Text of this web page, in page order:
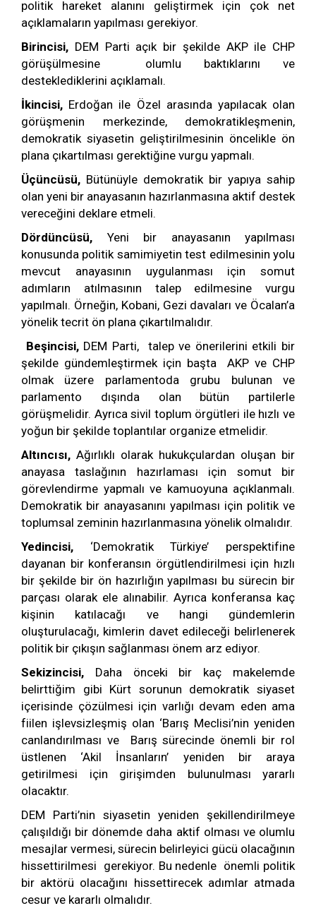
politik hareket alanını geliştirmek için çok net
açıklamaların yapılması gerekiyor.
Birincisi, DEM Parti açık bir şekilde AKP ile CHP
görüşülmesine olumlu baktıklarını ve
desteklediklerini açıklamalı.
İkincisi, Erdoğan ile Özel arasında yapılacak olan
görüşmenin merkezinde, demokratikleşmenin,
demokratik siyasetin geliştirilmesinin öncelikle ön
plana çıkartılması gerektiğine vurgu yapmalı.
Üçüncüsü, Bütünüyle demokratik bir yapıya sahip
olan yeni bir anayasanın hazırlanmasına aktif destek
vereceğini deklare etmeli.
Dördüncüsü, Yeni bir anayasanın yapılması
konusunda politik samimiyetin test edilmesinin yolu
mevcut anayasının uygulanması için somut
adımların atılmasının talep edilmesine vurgu
yapılmalı. Örneğin, Kobani, Gezi davaları ve Öcalan’a
yönelik tecrit ön plana çıkartılmalıdır.
Beşincisi,DEM Parti, talep ve önerilerini etkili bir
şekilde gündemleştirmek için başta AKP ve CHP
olmak üzere parlamentoda grubu bulunan ve
parlamento dışında olan bütün partilerle
görüşmelidir. Ayrıca sivil toplum örgütleri ile hızlı ve
yoğun bir şekilde toplantılar organize etmelidir.
Altıncısı, Ağırlıklı olarak hukukçulardan oluşan bir
anayasa taslağının hazırlaması için somut bir
görevlendirme yapmalı ve kamuoyuna açıklanmalı.
Demokratik bir anayasanını yapılması için politik ve
toplumsal zeminin hazırlanmasına yönelik olmalıdır.
Yedincisi, ‘Demokratik Türkiye’ perspektifine
dayanan bir konferansın örgütlendirilmesi için hızlı
bir şekilde bir ön hazırlığın yapılması bu sürecin bir
parçası olarak ele alınabilir. Ayrıca konferansa kaç
kişinin katılacağı ve hangi gündemlerin
oluşturulacağı, kimlerin davet edileceği belirlenerek
politik bir çıkışın sağlanması önem arz ediyor.
Sekizincisi, Daha önceki bir kaç makelemde
belirttiğim gibi Kürt sorunun demokratik siyaset
içerisinde çözülmesi için varlığı devam eden ama
fiilen işlevsizleşmiş olan ‘Barış Meclisi’nin yeniden
canlandırılması ve Barış sürecinde önemli bir rol
üstlenen ‘Akil İnsanların’ yeniden bir araya
getirilmesi için girişimden bulunulması yararlı
olacaktır.
DEM Parti’nin siyasetin yeniden şekillendirilmeye
çalışıldığı bir dönemde daha aktif olması ve olumlu
mesajlar vermesi, sürecin belirleyici gücü olacağının
hissettirilmesi gerekiyor. Bu nedenle önemli politik
bir aktörü olacağını hissettirecek adımlar atmada
cesur ve kararlı olmalıdır.